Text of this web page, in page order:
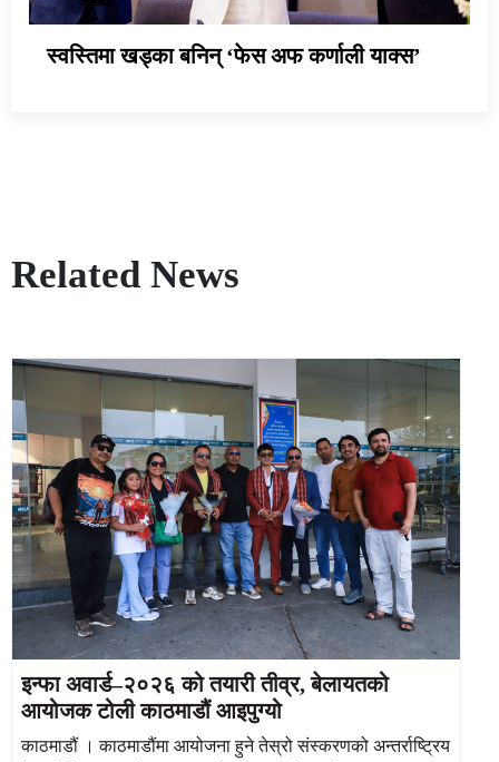
स्वस्तिमा खड्का बनिन् ‘फेस अफ कर्णाली याक्स’
Related News
इन्फा अवार्ड–२०२६ को तयारी तीव्र, बेलायतको
आयोजक टोली काठमाडौं आइपुग्यो
काठमाडौं । काठमाडौंमा आयोजना हुने तेस्रो संस्करणको अन्तर्राष्ट्रिय